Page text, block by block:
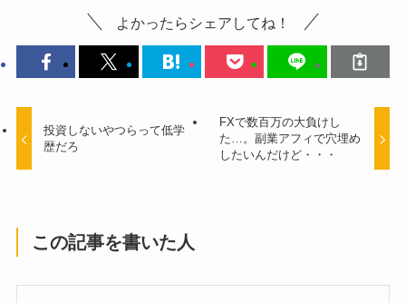
よかったらシェアしてね！
投資しないやつらって低学
歴だろ
FXで数百万の大負けし
た…。副業アフィで穴埋め
したいんだけど・・・
この記事を書いた人